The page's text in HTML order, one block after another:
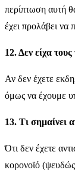
περίπτωση αυτή
έχει προλάβει να
12. Δεν είχα
Αν δεν έχετε
όμως να έχουμε
13. Τι σημαίνει
Ότι δεν έχετε
κορονοϊό